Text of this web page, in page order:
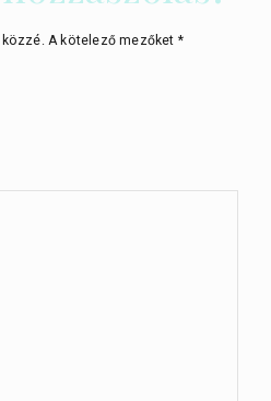
A kötelező mezőket *